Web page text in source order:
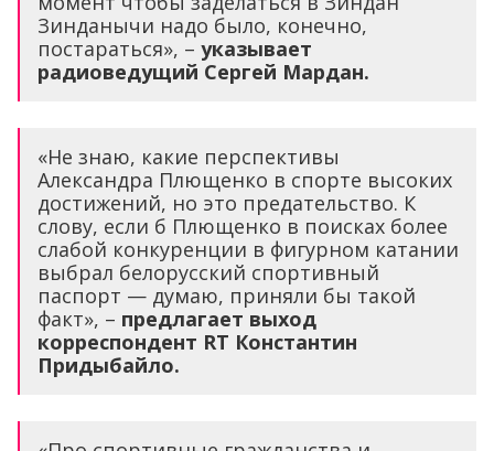
Зинданычи надо было, конечно,
постараться», – указывает
радиоведущий Сергей Мардан.
«Не знаю, какие перспективы
Александра Плющенко в спорте высоких
достижений, но это предательство. К
слову, если б Плющенко в поисках более
слабой конкуренции в фигурном катании
выбрал белорусский спортивный
паспорт — думаю, приняли бы такой
факт», – предлагает выход
корреспондент RT Константин
Придыбайло.